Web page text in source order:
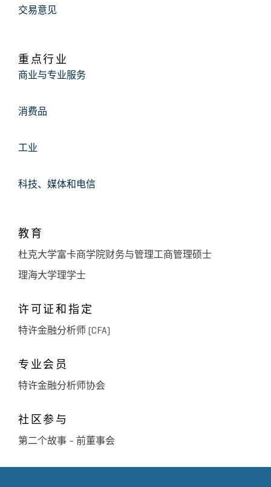
交易意见
重点行业
商业与专业服务
消费品
工业
科技、媒体和电信
教育
杜克大学富卡商学院财务与管理工商管理硕士
理海大学理学士
许可证和指定
特许金融分析师 (CFA)
专业会员
特许金融分析师协会
社区参与
第二个故事 – 前董事会